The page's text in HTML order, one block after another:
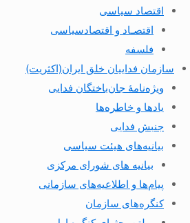
اقتصاد سیاسی
اقتصـاد و اقتصاد‌سیاسی
فلسفه
سازمان فداییان خلق ایران(اکثریت)
ویژه‌نامهٔ جان‌باختگان فدایی
یادها و خاطره‌ها
جنبش فدایی
بیانیه‌های هیئت سیاسی
بیانیه های شورای مرکزی
پیام‌ها و اطلاعیه‌های سازمانی
کنگره‌های سازمان